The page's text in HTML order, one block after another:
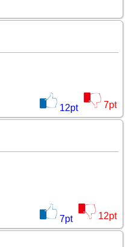
12pt 7pt
7pt 12pt